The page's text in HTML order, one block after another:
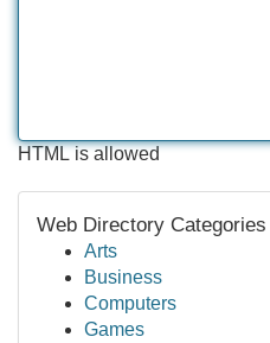
HTML is allowed
Web Directory Categories
Arts
Business
Computers
Games